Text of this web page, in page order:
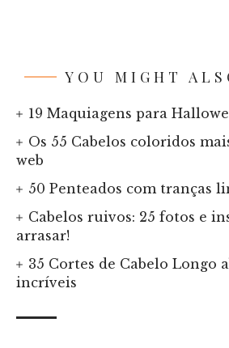
YOU MIGHT
19 Maquiagens para
Os 55 Cabelos coloridos
web
50 Penteados com tranças
Cabelos ruivos: 25 fotos e
arrasar!
35 Cortes de Cabelo Longo
incríveis